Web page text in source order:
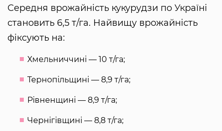
Середня врожайність кукурудзи по Україні
становить 6,5 т/га. Найвищу врожайність
фіксують на:
Хмельниччині — 10 т/га;
Тернопільщині — 8,9 т/га;
Рівненщині — 8,9 т/га;
Чернігівщині — 8,8 т/га;